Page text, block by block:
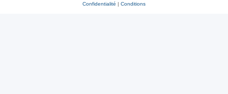
Confidentialité | Conditions